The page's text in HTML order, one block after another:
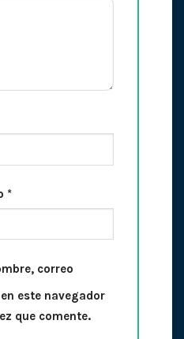
*
correo
este navegador
que comente.